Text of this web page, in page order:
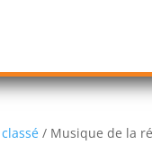
/ Musique de la